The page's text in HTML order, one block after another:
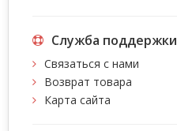
Служба поддержки
Связаться с нами
Возврат товара
Карта сайта